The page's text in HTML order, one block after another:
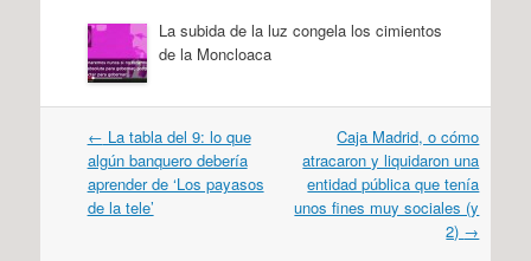
La subida de la luz congela los cimientos
de la Moncloaca
Navegación
por
artículos
← La tabla del 9: lo que
algún banquero debería
aprender de ‘Los payasos
de la tele’
Caja Madrid, o cómo
atracaron y liquidaron una
entidad pública que tenía
unos fines muy sociales (y
2) →